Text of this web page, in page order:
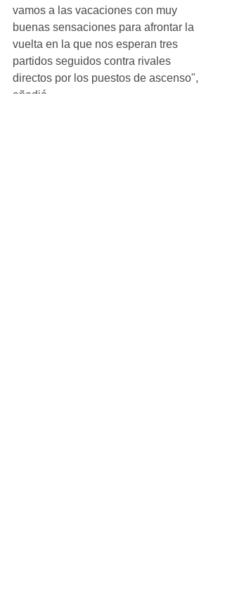
vamos a las vacaciones con muy
buenas sensaciones para afrontar la
vuelta en la que nos esperan tres
partidos seguidos contra rivales
directos por los puestos de ascenso",
añadió.